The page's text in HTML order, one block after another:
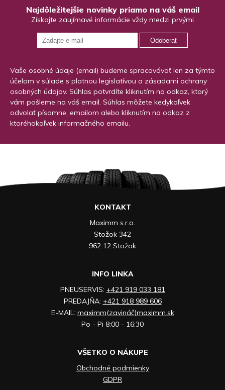
Najdôležitejšie novinky priamo na váš email
Získajte zaujímavé informácie vždy medzi prvými
Odoberať
Vaše osobné údaje (email) budeme spracovávať len za týmto
účelom v súlade s platnou legislatívou a zásadami ochrany
osobných údajov. Súhlas potvrdíte kliknutím na odkaz, ktorý
vám pošleme na váš email. Súhlas môžete kedykoľvek
odvolať písomne, emailom alebo kliknutím na odkaz z
ktoréhokoľvek informačného emailu.
KONTAKT
Maximm s.r.o.
Stožok 342
962 12 Stožok
INFO LINKA
PNEUSERVIS: +421 919 033 181
PREDAJŇA: +421 918 989 606
E-MAIL: maximm(zavináč)maximm.sk
Po - Pi 8:00 - 16:30
VŠETKO O NÁKUPE
Obchodné podmienky
GDPR